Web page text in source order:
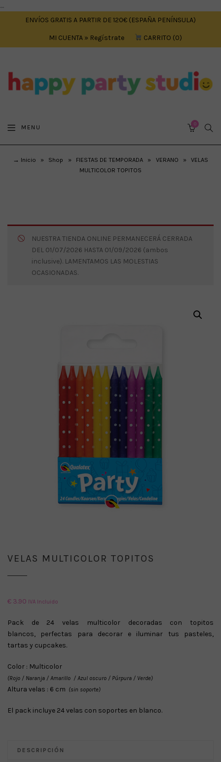
....
ENVÍOS GRATIS A PARTIR DE 120€ (ESPAÑA PENÍNSULA)
MI CUENTA » Regístrate CARRITO 0
MENU 0
→ Inicio » Shop » FIESTAS DE TEMPORADA » VERANO »
VELAS
MULTICOLOR TOPITOS
NUESTRA TIENDA ONLINE PERMANECERÁ CERRADA
DEL 01/07/2026 HASTA 01/09/2026 (ambos
inclusive). LAMENTAMOS LAS MOLESTIAS
OCASIONADAS.
VELAS MULTICOLOR TOPITOS
€ 3.90 IVA Incluido
Pack de 24 velas multicolor decoradas con topitos
blancos, perfectas para decorar e iluminar tus pasteles,
tartas y cupcakes.
Color : Multicolor
(Rojo / Naranja / Amarillo / Azul oscuro / Púrpura / Verde)
Altura velas : 6 cm (sin soporte)
El pack incluye 24 velas con soportes en blanco.
DESCRIPCIÓN